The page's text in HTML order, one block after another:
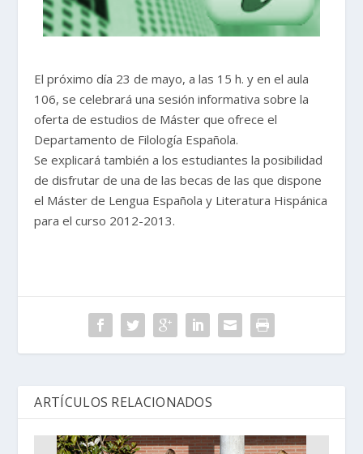
El próximo día 23 de mayo, a las 15 h. y en el aula
106, se celebrará una sesión informativa sobre la
oferta de estudios de Máster que ofrece el
Departamento de Filología Española.
Se explicará también a los estudiantes la posibilidad
de disfrutar de una de las becas de las que dispone
el Máster de Lengua Española y Literatura Hispánica
para el curso 2012-2013.
ARTÍCULOS RELACIONADOS